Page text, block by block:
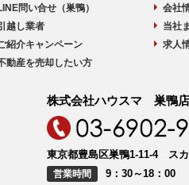
問い合せ（巣鴨）
越し業者
紹介キャンペーン
動産を売却したい方
会社
当社
求人
株式会社ハウスマ 巣鴨店
東京都豊島区巣鴨1-11-4 ス
営業時間 9：30～18：00